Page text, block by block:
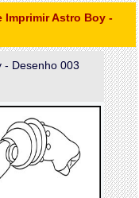
Imprimir Astro Boy -
- Desenho 003